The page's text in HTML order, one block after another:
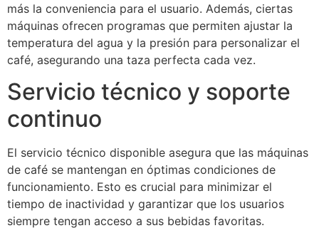
más la conveniencia para el usuario. Además, ciertas
máquinas ofrecen programas que permiten ajustar la
temperatura del agua y la presión para personalizar el
café, asegurando una taza perfecta cada vez.
Servicio técnico y soporte
continuo
El servicio técnico disponible asegura que las máquinas
de café se mantengan en óptimas condiciones de
funcionamiento. Esto es crucial para minimizar el
tiempo de inactividad y garantizar que los usuarios
siempre tengan acceso a sus bebidas favoritas.